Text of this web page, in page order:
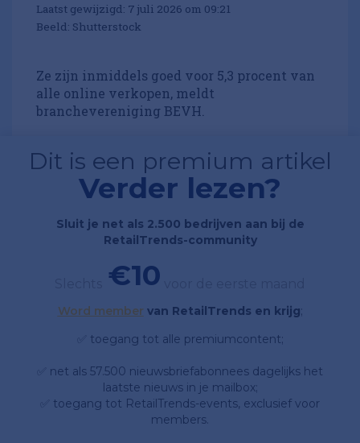
Laatst gewijzigd: 7 juli 2026 om 09:21
Beeld: Shutterstock
Ze zijn inmiddels goed voor 5,3 procent van
alle online verkopen, meldt
branchevereniging BEVH.
Dit is een premium artikel
Verder lezen?
Sluit je net als 2.500 bedrijven aan bij de
RetailTrends-community
€10
Word member van RetailTrends en krijg;
✅ toegang tot alle premiumcontent;
✅ net als 57.500 nieuwsbriefabonnees dagelijks het
laatste nieuws in je mailbox;
✅ toegang tot RetailTrends-events, exclusief voor
members.